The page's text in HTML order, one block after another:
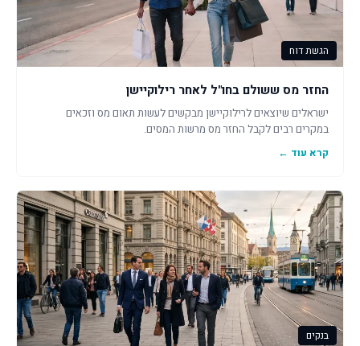
הגשת דוח
החזר מס ששולם בחו"ל לאחר רילוקיישן
ישראלים שיוצאים לרילוקיישן מבקשים לעשות תאום מס וזכאים
במקרים רבים לקבל החזר מס מרשות המסים.
קרא עוד ←
בנקים